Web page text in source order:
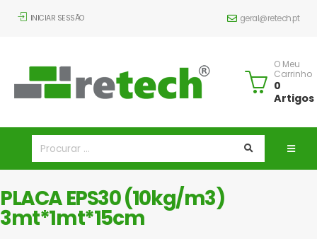
INICIAR SESSÃO geral@retech.pt
O Meu
Carrinho
0
Artigos
PLACA EPS30 (10kg/m3)
3mt*1mt*15cm